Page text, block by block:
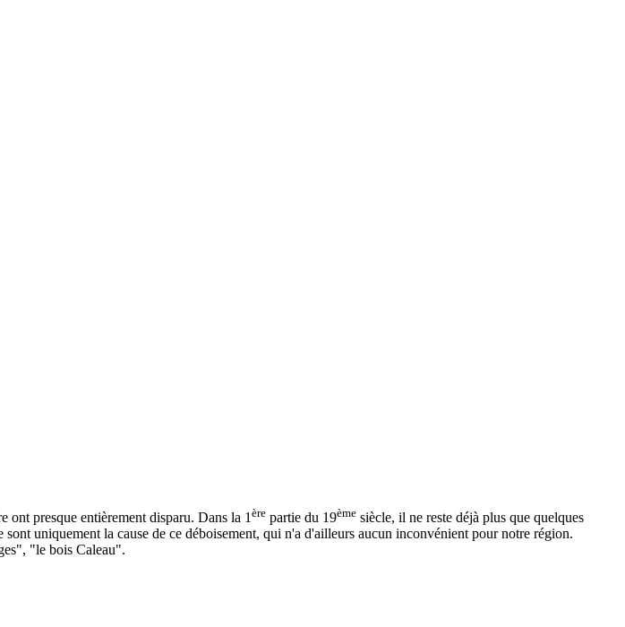
presque entièrement disparu. Dans la 1 ère partie du 19ème siècle, il ne reste déjà plus que quelques
uniquement la cause de ce déboisement, qui n'a d'ailleurs aucun inconvénient pour notre région.
"le bois Caleau".